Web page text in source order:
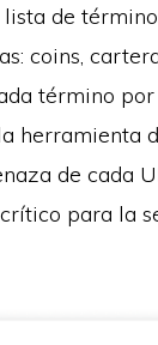
de
coins,
término
herramienta
de cada
para la